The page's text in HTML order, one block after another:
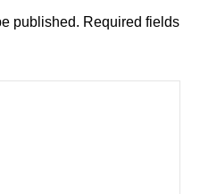
published. Required fields